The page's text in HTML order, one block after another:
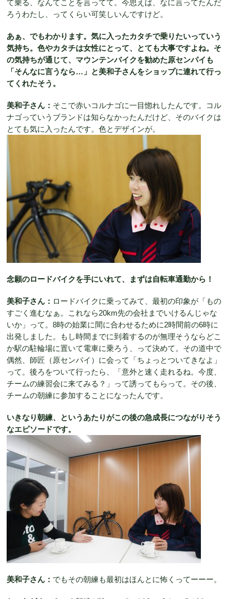
て乗る、なんてことを言ってて。今思えば、なに言ってたんだ
ろうわたし、ってくらい可笑しいんですけど。
あぁ、でもわかります。気に入ったカタチで乗りたいっていう
気持ち。色やカタチは女性にとって、とても大事ですよね。そ
の気持ちが通じて、マウンテンバイクを勧めた原センパイも
「そんなに言うなら…」と美和子さんをショップに連れて行っ
てくれたそう。
美和子さん： そこで赤いコルナゴに一目惚れしたんです。コル
ナゴっていうブランドは知らなかったんだけど、そのバイクは
とても気に入ったんです。色とデザインが。
念願のロードバイクを手にいれて、まずは自転車通勤から！
美和子さん： ロードバイクに乗ってみて、最初の印象が「もの
すごく進むなぁ。これなら20km先の会社までいけるんじゃな
いか」って。8時の始業に間に合わせるために2時間前の6時に
出発しました。もし時間までに到着するのが無理そうならどこ
か駅の駐輪場に置いて電車に乗ろう、って決めて。その道中で
偶然、師匠（原センパイ）に会って「ちょっとついてきなよ」
って。後ろをついて行ったら、「意外と速く走れるね。今度、
チームの練習会に来てみる？」って誘ってもらって。その後、
チームの朝練に参加することになったんです。
いきなり朝練、というあたりがこの後の急成長につながりそう
なエピソードです。
美和子さん： でもその朝練も最初はほんとに怖くってーーー。